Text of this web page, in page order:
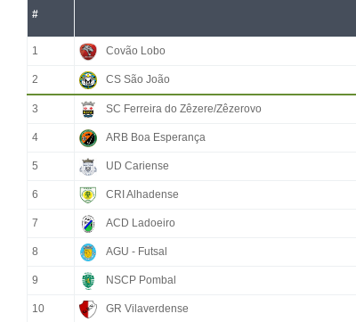
#
1 Covão Lobo
2 CS São João
3 SC Ferreira do Zêzere/Zêzerovo
4 ARB Boa Esperança
5 UD Cariense
6 CRI Alhadense
7 ACD Ladoeiro
8 AGU - Futsal
9 NSCP Pombal
10 GR Vilaverdense